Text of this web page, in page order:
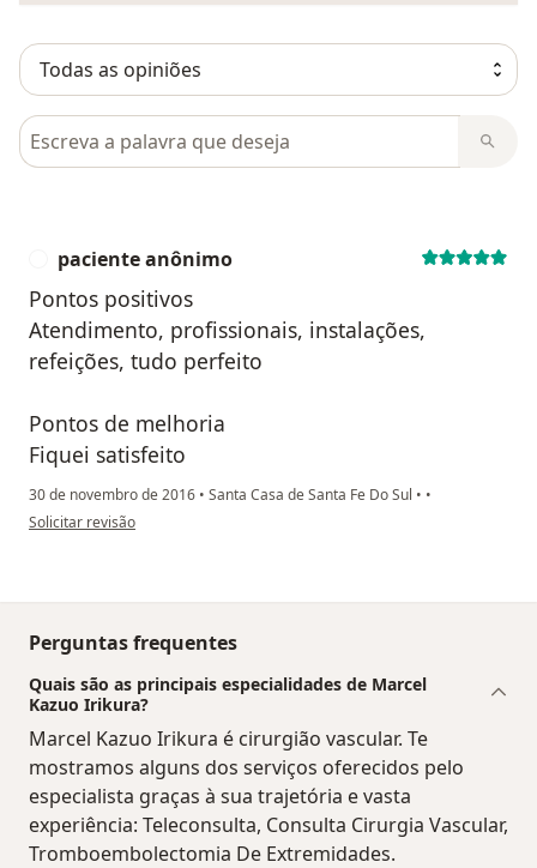
Pesquisar em opiniões
paciente anônimo
Pontos positivos
Atendimento, profissionais, instalações,
refeições, tudo perfeito
Pontos de melhoria
Fiquei satisfeito
30 de novembro de 2016 • Santa Casa de Santa Fe Do Sul • •
na opinião do utilizador paciente anônimo
Solicitar revisão
Perguntas frequentes
Quais são as principais especialidades de Marcel
Kazuo Irikura?
Marcel Kazuo Irikura é cirurgião vascular. Te
mostramos alguns dos serviços oferecidos pelo
especialista graças à sua trajetória e vasta
experiência: Teleconsulta, Consulta Cirurgia Vascular,
Tromboembolectomia De Extremidades.